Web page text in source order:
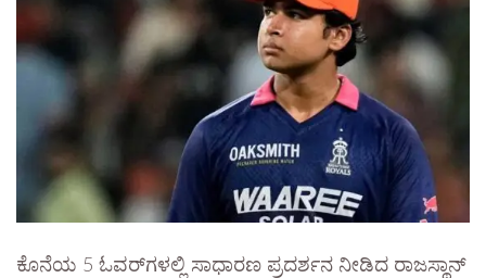
​ಕೊನೆಯ 5 ಓವರ್‌ಗಳಲ್ಲಿ ಸಾಧಾರಣ ಪ್ರದರ್ಶನ ನೀಡಿದ ರಾಜಸ್ಥಾನ್